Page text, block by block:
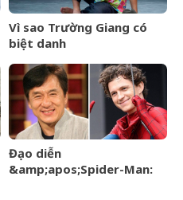
Vì sao Trường Giang có
biệt danh
Khó&amp;apos;?
Đạo diễn
&amp;apos;Spider-Man: